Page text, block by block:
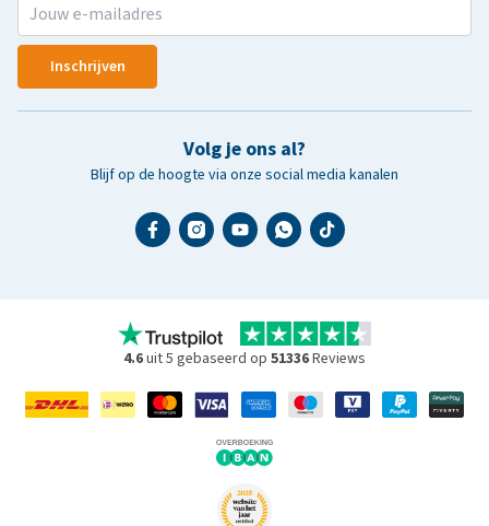
Inschrijven
Volg je ons al?
Blijf op de hoogte via onze social media kanalen
4.6uit 5 gebaseerd op 51336Reviews